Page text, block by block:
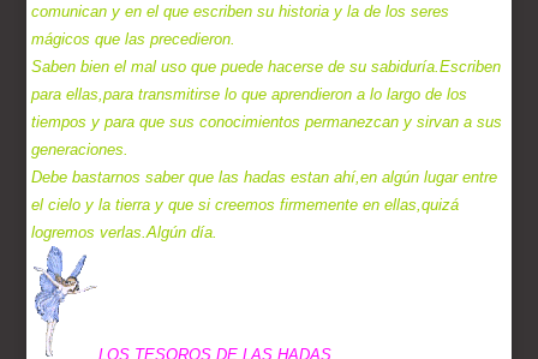
comunican y en el que escriben su historia y la de los seres
mágicos que las precedieron.
Saben bien el mal uso que puede hacerse de su sabiduría.Escriben
para ellas,para transmitirse lo que aprendieron a lo largo de los
tiempos y para que sus conocimientos permanezcan y sirvan a sus
generaciones.
Debe bastarnos saber que las hadas estan ahí,en algún lugar entre
el cielo y la tierra y que si creemos firmemente en ellas,quizá
logremos verlas.Algún día.
LOS TESOROS DE LAS HADAS